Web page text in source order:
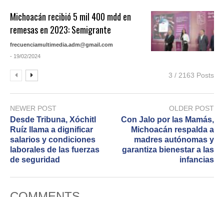
Michoacán recibió 5 mil 400 mdd en
remesas en 2023: Semigrante
frecuenciamultimedia.adm@gmail.com
- 19/02/2024
3 / 2163 Posts
NEWER POST
Desde Tribuna, Xóchitl
Ruíz llama a dignificar
salarios y condiciones
laborales de las fuerzas
de seguridad
OLDER POST
Con Jalo por las Mamás,
Michoacán respalda a
madres autónomas y
garantiza bienestar a las
infancias